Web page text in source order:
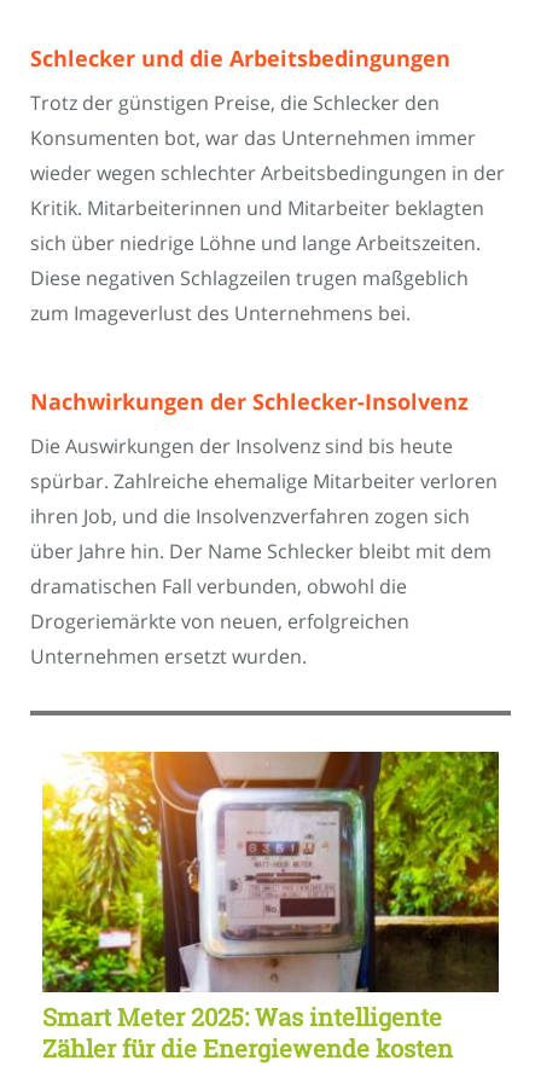
Schlecker und die Arbeitsbedingungen
Trotz der günstigen Preise, die Schlecker den
Konsumenten bot, war das Unternehmen immer
wieder wegen schlechter Arbeitsbedingungen in der
Kritik. Mitarbeiterinnen und Mitarbeiter beklagten
sich über niedrige Löhne und lange Arbeitszeiten.
Diese negativen Schlagzeilen trugen maßgeblich
zum Imageverlust des Unternehmens bei.
Nachwirkungen der Schlecker-Insolvenz
Die Auswirkungen der Insolvenz sind bis heute
spürbar. Zahlreiche ehemalige Mitarbeiter verloren
ihren Job, und die Insolvenzverfahren zogen sich
über Jahre hin. Der Name Schlecker bleibt mit dem
dramatischen Fall verbunden, obwohl die
Drogeriemärkte von neuen, erfolgreichen
Unternehmen ersetzt wurden.
Smart Meter 2025: Was intelligente
Zähler für die Energiewende kosten